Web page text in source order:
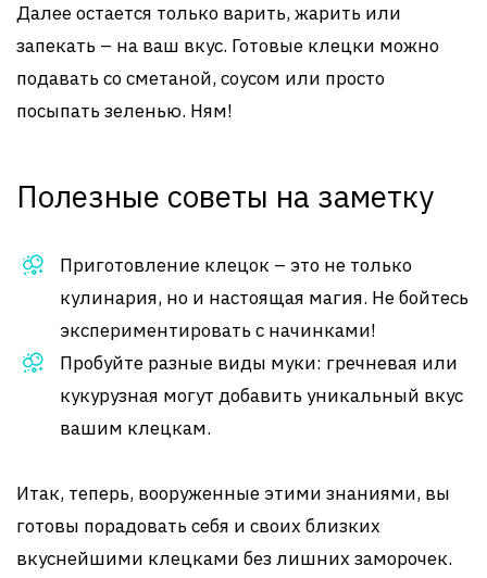
Далее остается только варить, жарить или
запекать – на ваш вкус. Готовые клецки можно
подавать со сметаной, соусом или просто
посыпать зеленью. Ням!
Полезные советы на заметку
Приготовление клецок – это не только
кулинария, но и настоящая магия. Не бойтесь
экспериментировать с начинками!
Пробуйте разные виды муки: гречневая или
кукурузная могут добавить уникальный вкус
вашим клецкам.
Итак, теперь, вооруженные этими знаниями, вы
готовы порадовать себя и своих близких
вкуснейшими клецками без лишних заморочек.